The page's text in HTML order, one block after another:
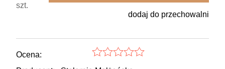
szt.
dodaj do przechowalni
Ocena: